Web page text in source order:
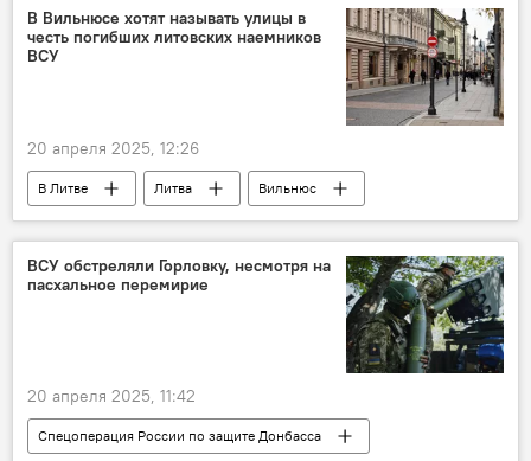
ВСУ
В Вильнюсе хотят называть улицы в
честь погибших литовских наемников
ВСУ
20 апреля 2025, 12:26
В Литве Литва
Вильнюс
Украина
Общество
Политика
память
боевики
ВСУ обстреляли Горловку, несмотря на
пасхальное перемирие
20 апреля 2025, 11:42
Спецоперация России по защите Донбасса